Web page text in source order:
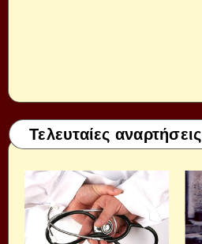
Τελευταίες αναρτήσεις